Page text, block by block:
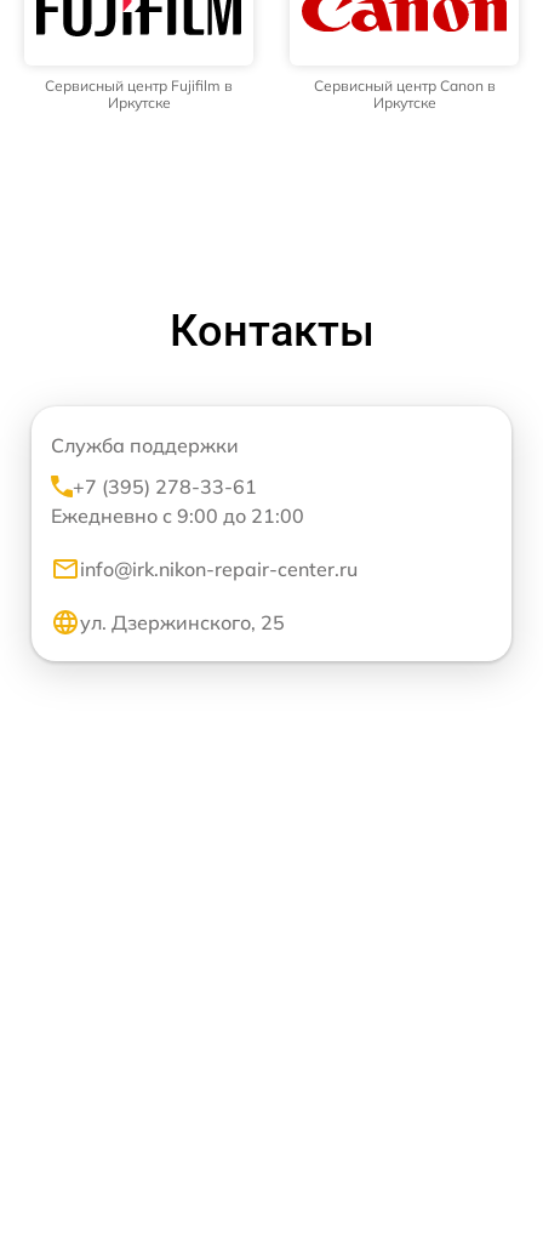
Сервисный центр Fujifilm в
Иркутске
Сервисный центр Canon в
Иркутске
Контакты
Служба поддержки
+7 (395) 278-33-61
Ежедневно с 9:00 до 21:00
info@irk.nikon-repair-center.ru
ул. Дзержинского, 25